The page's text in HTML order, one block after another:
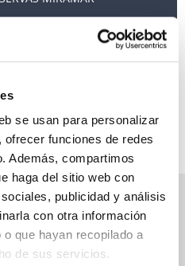
se usan para personalizar
funciones de redes
Además, compartimos
haga del sitio web con
publicidad y análisis
con otra información
que hayan recopilado a
de sus servicios.
ÚTIL
y las últimas novedades en